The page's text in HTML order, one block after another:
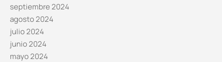
septiembre 2024
agosto 2024
julio 2024
junio 2024
mayo 2024